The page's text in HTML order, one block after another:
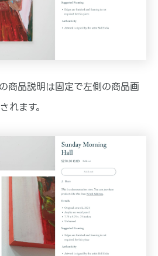
商品説明は固定で左側の商品画
れます。